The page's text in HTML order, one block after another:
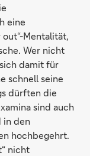
eine
Mentalität,
Wer nicht
damit für
schnell seine
dürften die
sind auch
in den
hochbegehrt.
nicht